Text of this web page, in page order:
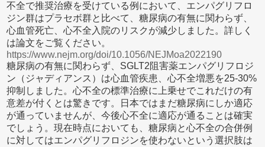
不全で推奨治療を受けている例において、エンパグリフロ
ジン群はプラセボ群と比べて、糖尿病の有無に関わらず、
心血管死亡、心不全入院のリスクが減少しました。詳しく
は論文をご覧ください。
https://www.nejm.org/doi/10.1056/NEJMoa2022190
糖尿病の有無に関わらず、SGLT2阻害薬エンパグリフロジ
ン（ジャディアンス）は心血管疾患、心不全増悪を25-30%
抑制しました。心不全の標準治療に上乗せでこれだけの有
意差が付くとは驚きです。日本ではまだ糖尿病にしか適応
が通っていませんが、今後心不全に適応が通ることは確実
でしょう。現在時点においても、糖尿病と心不全の合併例
に対してはエンパグリフロジンを使わないという選択肢は